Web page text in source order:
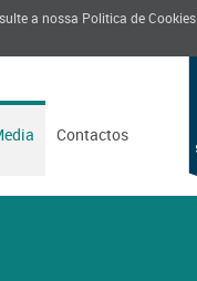
a nossa Politica de Cookies
Contactos